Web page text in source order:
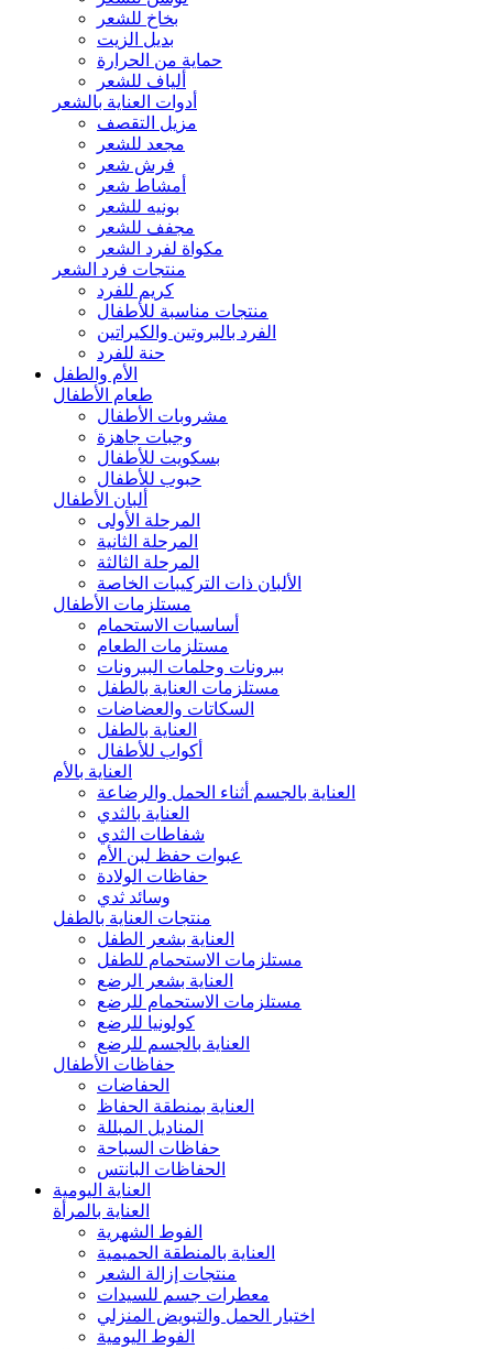
بخاخ للشعر
بديل الزيت
حماية من الحرارة
ألياف للشعر
أدوات العناية بالشعر
مزيل التقصف
مجعد للشعر
فرش شعر
أمشاط شعر
بونيه للشعر
مجفف للشعر
مكواة لفرد الشعر
منتجات فرد الشعر
كريم للفرد
منتجات مناسبة للأطفال
الفرد بالبروتين والكيراتين
حنة للفرد
الأم والطفل
طعام الأطفال
مشروبات الأطفال
وجبات جاهزة
بسكويت للأطفال
حبوب للأطفال
ألبان الأطفال
المرحلة الأولى
المرحلة الثانية
المرحلة الثالثة
الألبان ذات التركيبات الخاصة
مستلزمات الأطفال
أساسيات الاستحمام
مستلزمات الطعام
ببرونات وحلمات الببرونات
مستلزمات العناية بالطفل
السكاتات والعضاضات
العناية بالطفل
أكواب للأطفال
العناية بالأم
العناية بالجسم أثناء الحمل والرضاعة
العناية بالثدي
شفاطات الثدي
عبوات حفظ لبن الأم
حفاظات الولادة
وسائد ثدي
منتجات العناية بالطفل
العناية بشعر الطفل
مستلزمات الاستحمام للطفل
العناية بشعر الرضع
مستلزمات الاستحمام للرضع
كولونيا للرضع
العناية بالجسم للرضع
حفاظات الأطفال
الحفاضات
العناية بمنطقة الحفاظ
المناديل المبللة
حفاظات السباحة
الحفاظات البانتس
العناية اليومية
العناية بالمرأة
الفوط الشهرية
العناية بالمنطقة الحميمية
منتجات إزالة الشعر
معطرات جسم للسيدات
اختبار الحمل والتبويض المنزلي
الفوط اليومية